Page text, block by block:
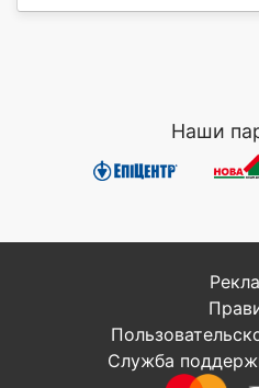
Наши
Служба